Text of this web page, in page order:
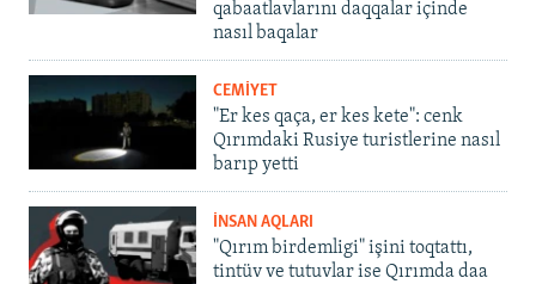
qabaatlavlarını daqqalar içinde
nasıl baqalar
CEMİYET
"Er kes qaça, er kes kete": cenk
Qırımdaki Rusiye turistlerine nasıl
barıp yetti
İNSAN AQLARI
"Qırım birdemligi" işini toqtattı,
tintüv ve tutuvlar ise Qırımda daa